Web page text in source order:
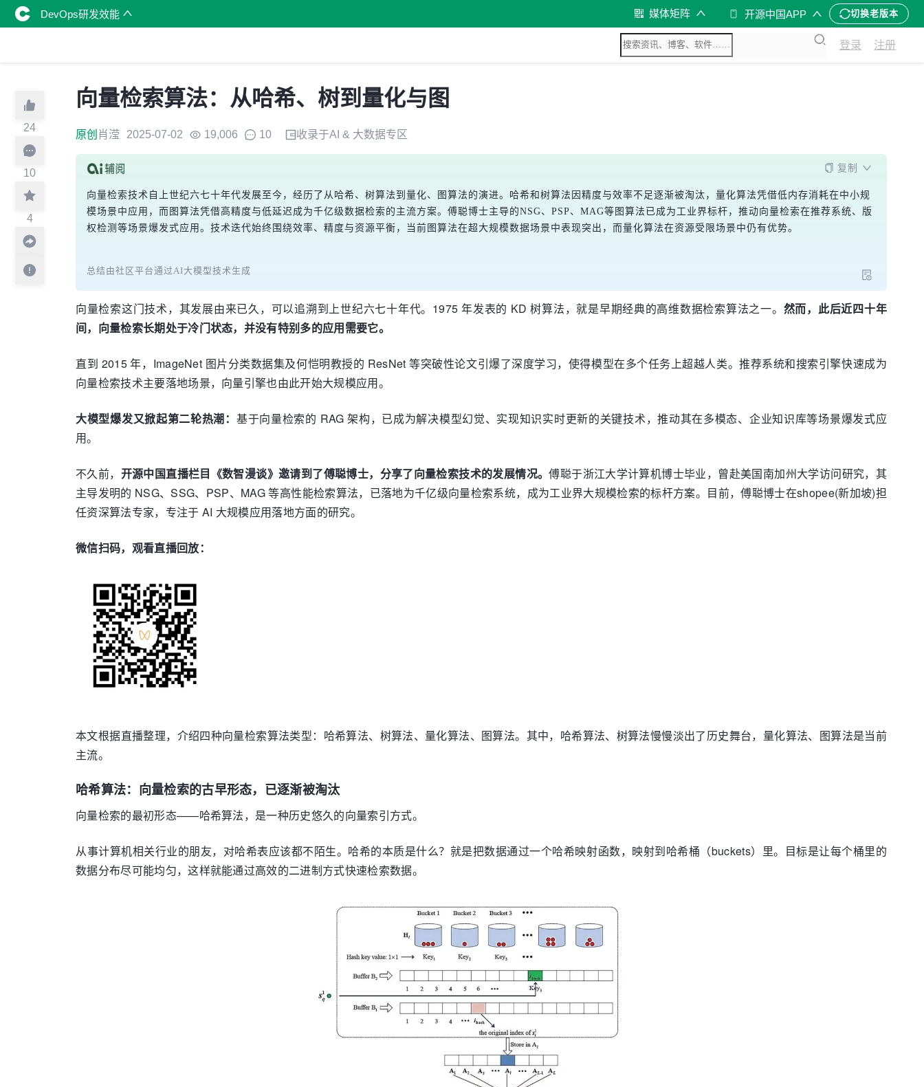
DevOps研发效能 媒体矩阵 开源中国APP 切换老版本
登录 注册
24
10
4
向量检索算法：从哈希、树到量化与图
原创 肖滢 2025-07-02 19,006 10 收录于AI & 大数据专区
复制
向量检索技术自上世纪六七十年代发展至今，经历了从哈希、树算法到量化、图算法的演进。哈希和树算法因精度与效率不足逐渐被淘汰，量化算法凭借低内存消耗在中小规
模场景中应用，而图算法凭借高精度与低延迟成为千亿级数据检索的主流方案。傅聪博士主导的NSG、PSP、MAG等图算法已成为工业界标杆，推动向量检索在推荐系统、版
权检测等场景爆发式应用。技术迭代始终围绕效率、精度与资源平衡，当前图算法在超大规模数据场景中表现突出，而量化算法在资源受限场景中仍有优势。
总结由社区平台通过AI大模型技术生成
向量检索这门技术，其发展由来已久，可以追溯到上世纪六七十年代。1975 年发表的 KD 树算法，就是早期经典的高维数据检索算法之一。 然而，此后近四十年
间，向量检索长期处于冷门状态，并没有特别多的应用需要它。
直到 2015 年，ImageNet 图片分类数据集及何恺明教授的 ResNet 等突破性论文引爆了深度学习，使得模型在多个任务上超越人类。推荐系统和搜索引擎快速成为
向量检索技术主要落地场景，向量引擎也由此开始大规模应用。
大模型爆发又掀起第二轮热潮： 基于向量检索的 RAG 架构，已成为解决模型幻觉、实现知识实时更新的关键技术，推动其在多模态、企业知识库等场景爆发式应
用。
不久前， 开源中国直播栏目《数智漫谈》邀请到了傅聪博士，分享了向量检索技术的发展情况。傅聪于浙江大学计算机博士毕业，曾赴美国南加州大学访问研究，其
主导发明的 NSG、SSG、PSP、MAG 等高性能检索算法，已落地为千亿级向量检索系统，成为工业界大规模检索的标杆方案。目前，傅聪博士在shopee(新加坡)担
任资深算法专家，专注于 AI 大规模应用落地方面的研究。
微信扫码，观看直播回放：
本文根据直播整理，介绍四种向量检索算法类型：哈希算法、树算法、量化算法、图算法。其中，哈希算法、树算法慢慢淡出了历史舞台，量化算法、图算法是当前
主流。
哈希算法：向量检索的古早形态，已逐渐被淘汰
向量检索的最初形态——哈希算法，是一种历史悠久的向量索引方式。
从事计算机相关行业的朋友，对哈希表应该都不陌生。哈希的本质是什么？就是把数据通过一个哈希映射函数，映射到哈希桶（buckets）里。目标是让每个桶里的
数据分布尽可能均匀，这样就能通过高效的二进制方式快速检索数据。